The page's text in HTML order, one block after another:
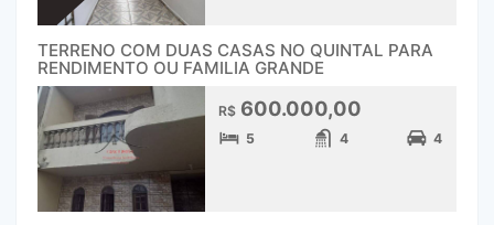
TERRENO COM DUAS CASAS NO QUINTAL PARA
RENDIMENTO OU FAMILIA GRANDE
R$ 600.000,00
5 4 4